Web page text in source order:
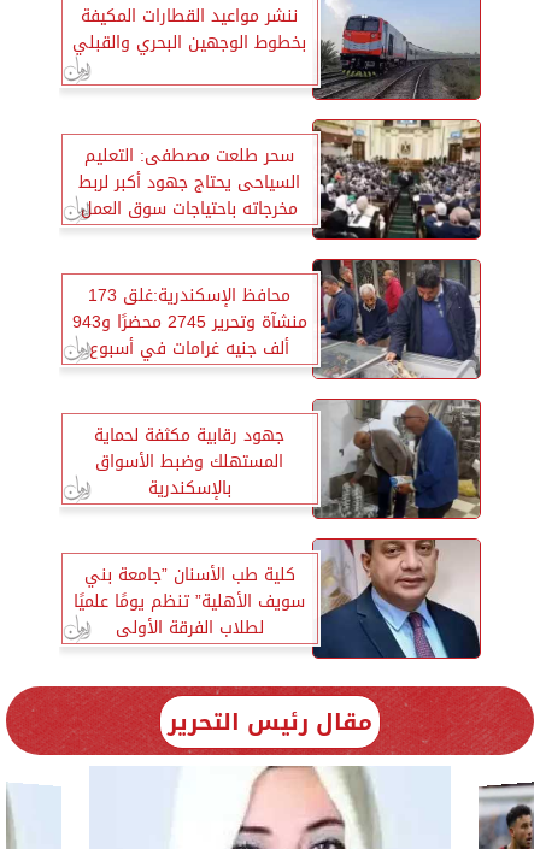
ننشر مواعيد القطارات المكيفة
بخطوط الوجهين البحري والقبلي
سحر طلعت مصطفى: التعليم
السياحى يحتاج جهود أكبر لربط
مخرجاته باحتياجات سوق العمل
محافظ الإسكندرية:غلق 173
منشآة وتحرير 2745 محضرًا و943
ألف جنيه غرامات في أسبوع
جهود رقابية مكثفة لحماية
المستهلك وضبط الأسواق
بالإسكندرية
كلية طب الأسنان ”جامعة بني
سويف الأهلية” تنظم يومًا علميًا
لطلاب الفرقة الأولى
مقال رئيس التحرير